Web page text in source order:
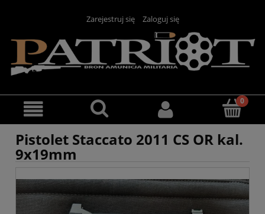
Zarejestruj się Zaloguj się
Pistolet Staccato 2011 CS OR kal.
9x19mm